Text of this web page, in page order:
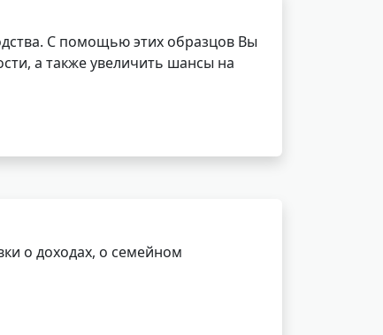
С помощью этих образцов Вы
а также увеличить шансы на
о доходах, о семейном